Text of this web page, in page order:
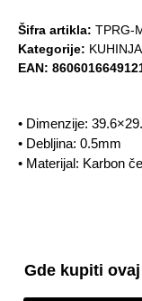
Šifra artikla: TPRG-
Kategorije: KUHINJA
EAN:
• Dimenzije:
• Debljina: 0.5mm
• Materijal: Karbon
Gde kupiti